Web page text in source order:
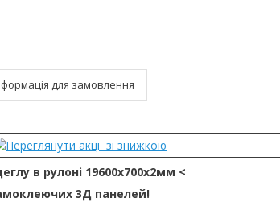
для замовлення
в рулоні 19600x700x2мм <
3Д панелей!